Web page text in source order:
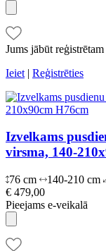
Jums jābūt reģistrētam
Ieiet | Reģistrēties
Izvelkams
virsma, 140-
76 cm 140-210 cm
€ 479,00
Pieejams e-veikalā